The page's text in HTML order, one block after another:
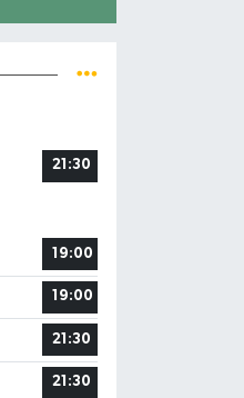
21:30
19:00
19:00
21:30
21:30